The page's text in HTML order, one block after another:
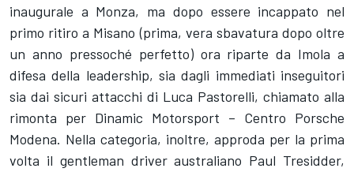
inaugurale a Monza, ma dopo essere incappato nel
primo ritiro a Misano (prima, vera sbavatura dopo oltre
un anno pressoché perfetto) ora riparte da Imola a
difesa della leadership, sia dagli immediati inseguitori
sia dai sicuri attacchi di Luca Pastorelli, chiamato alla
rimonta per Dinamic Motorsport – Centro Porsche
Modena. Nella categoria, inoltre, approda per la prima
volta il gentleman driver australiano Paul Tresidder,